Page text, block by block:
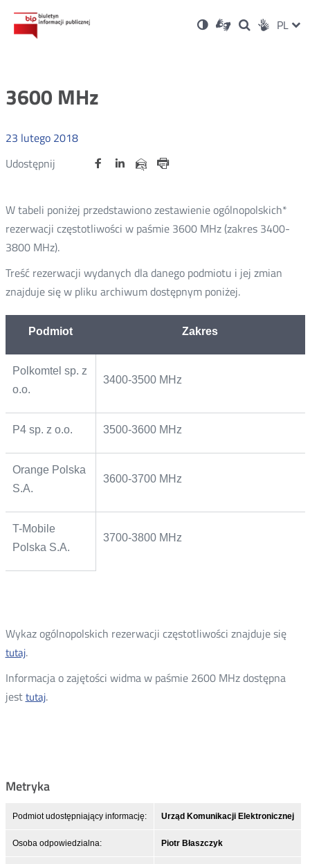
Ustawienia
Wersja
kontrastowa
Dla
niesłyszących
OtwórzOtwórz
w
Otwórz
w
Social PL
3600 MHz
23 lutego 2018
Udostępnij
Udostępnij
Otwórz Udostępnij
na
OtwórzUdostępnij
na
OtwórzUdostępnij
przez
W tabeli poniżej przedstawiono zestawienie ogólnopolskich*
rezerwacji częstotliwości w paśmie 3600 MHz (zakres 3400-
3800 MHz).
Treść rezerwacji wydanych dla danego podmiotu i jej zmian
znajduje się w pliku archiwum dostępnym poniżej.
Podmiot Zakres
Polkomtel sp. z
o.o.
3400-3500 MHz
P4 sp. z o.o. 3500-3600 MHz
Orange Polska
S.A.
3600-3700 MHz
T-Mobile
Polska S.A.
3700-3800 MHz
Wykaz ogólnopolskich rezerwacji częstotliwości znajduje się
tutajOtwórz
nowym
.
Informacja o zajętości widma w paśmie 2600 MHz dostępna
jesttutajOtwórz
.
Metryka
Podmiot udostępniający informację: Urząd Komunikacji Elektronicznej
Osoba odpowiedzialna: Piotr Błaszczyk